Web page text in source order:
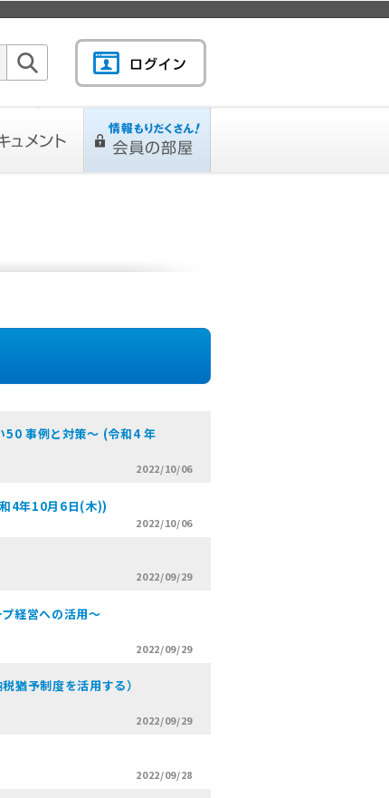
50 事例と対策～ (令和4 年
2022/10/06
4年10月6日(木))
2022/10/06
2022/09/29
経営への活用～
2022/09/29
猶予制度を活用する）
2022/09/29
2022/09/28